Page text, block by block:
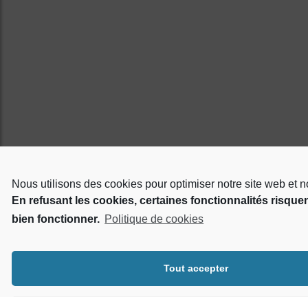
Nous utilisons des cookies pour optimiser notre site web et
En refusant les cookies, certaines fonctionnalités
bien fonctionner. Politique de cookies
Tout accepter